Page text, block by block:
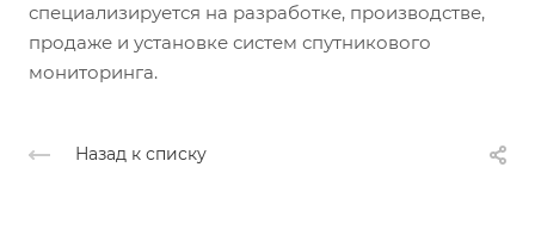
специализируется на разработке, производстве,
продаже и установке систем спутникового
мониторинга.
Назад к списку